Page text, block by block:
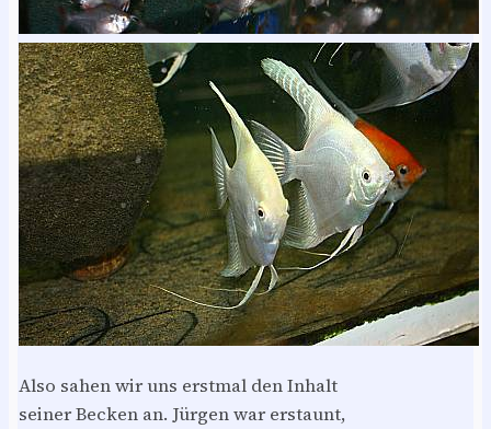
Also sahen wir uns erstmal den Inhalt
seiner Becken an. Jürgen war erstaunt,